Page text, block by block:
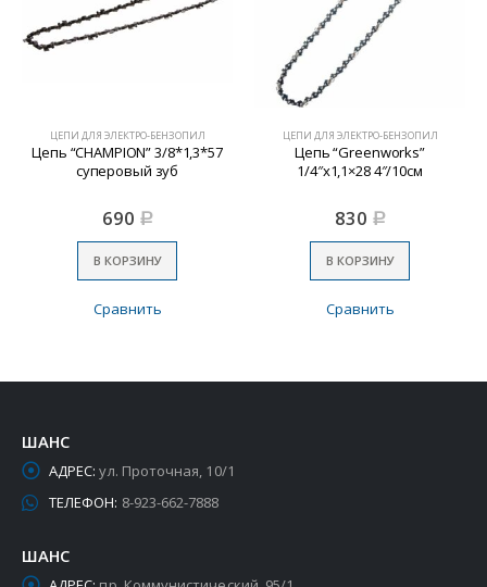
ЦЕПИ ДЛЯ ЭЛЕКТРО-БЕНЗОПИЛ
Цепь “CHAMPION” 3/8*1,3*57
суперовый зуб
690 Р
В КОРЗИНУ
Сравнить
ЦЕПИ ДЛЯ ЭЛЕКТРО-БЕНЗОПИЛ
Цепь “Greenworks”
1/4″х1,1×28 4″/10см
830 Р
В КОРЗИНУ
Сравнить
ШАНС
АДРЕС: ул. Проточная, 10/1
ТЕЛЕФОН: 8-923-662-7888
ШАНС